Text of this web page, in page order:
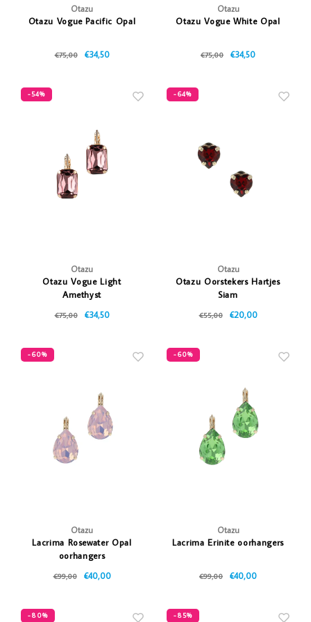
Otazu
Otazu Vogue Pacific Opal
€75,00 €34,50
Otazu
Otazu Vogue White Opal
€75,00 €34,50
-54%
Otazu
Otazu Vogue Light
Amethyst
€75,00 €34,50
-64%
Otazu
Otazu Oorstekers Hartjes
Siam
€55,00 €20,00
-60%
Otazu
Lacrima Rosewater Opal
oorhangers
€99,00 €40,00
-60%
Otazu
Lacrima Erinite oorhangers
€99,00 €40,00
-80% -85%